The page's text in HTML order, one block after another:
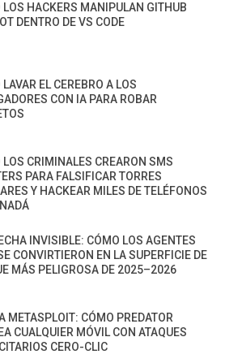
LOS HACKERS MANIPULAN GITHUB
DENTRO DE VS CODE
EL CEREBRO A LOS
CON IA PARA ROBAR
LOS CRIMINALES CREARON SMS
PARA FALSIFICAR TORRES
Y HACKEAR MILES DE TELÉFONOS
INVISIBLE: CÓMO LOS AGENTES
CONVIRTIERON EN LA SUPERFICIE DE
MÁS PELIGROSA DE 2025–2026
METASPLOIT: CÓMO PREDATOR
CUALQUIER MÓVIL CON ATAQUES
CERO-CLIC